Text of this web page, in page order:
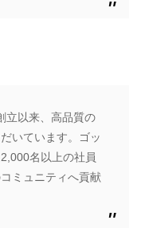
立以来、高品質の
いています。ゴッ
名以上の社員
ミュニティへ貢献